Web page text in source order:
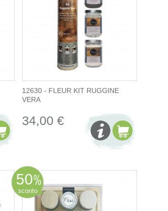
12630 - FLEUR KIT RUGGINE
VERA
34,00 €
50
sconto